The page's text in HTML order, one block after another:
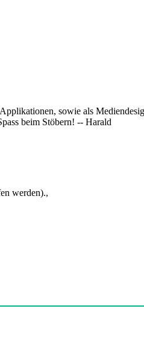
sowie als
beim Stöbern! -- Harald
werden).,